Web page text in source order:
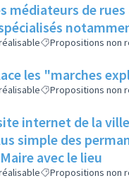
médiateurs de rues
Propositions non
les "marches
Propositions non
internet de la
simple des
avec le lieu
Propositions non